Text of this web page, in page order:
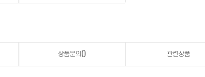
상품문의 () 관련상품